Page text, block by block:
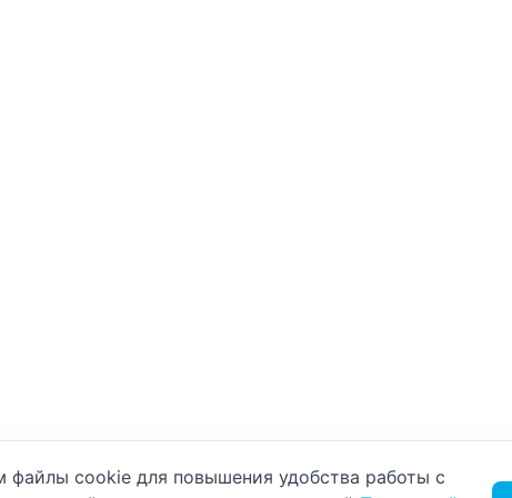
использовании cookie
файлы cookie для повышения удобства работы с